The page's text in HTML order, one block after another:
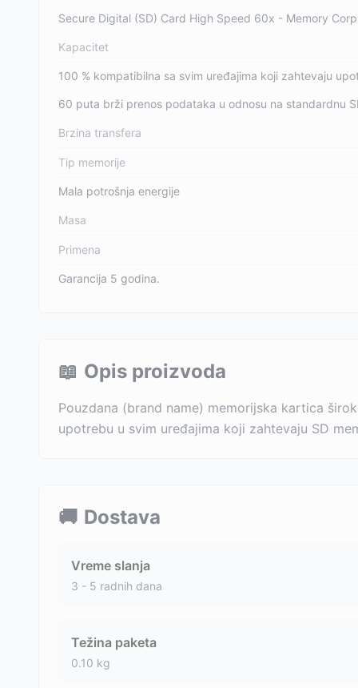
Secure Digital (SD) Card High Speed 60x - Memory Corp
Kapacitet
100 % kompatibilna sa svim uređajima koji zahtevaju
60 puta brži prenos podataka u odnosu na standardnu
Brzina transfera
Tip memorije
Mala potrošnja energije
Masa
Primena
Garancija 5 godina.
📖 Opis proizvoda
Pouzdana (brand name) memorijska kartica
upotrebu u svim uređajima koji zahtevaju SD
🚚 Dostava
Vreme slanja
3 - 5 radnih dana
Težina paketa
0.10 kg